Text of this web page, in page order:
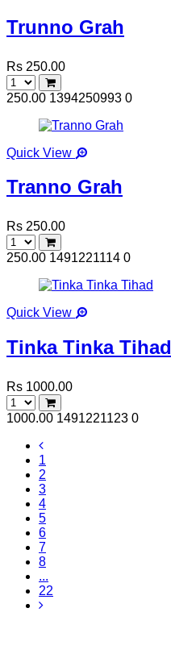
Trunno Grah
Rs 250.00
250.00 1394250993 0
Quick View
Tranno Grah
Rs 250.00
250.00 1491221114 0
Quick View
Tinka Tinka Tihad
Rs 1000.00
1000.00 1491221123 0
1
2
3
4
5
6
7
8
...
22